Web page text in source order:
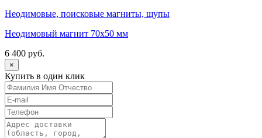
Неодимовые, поисковые магниты, щупы
Неодимовый магнит 70х50 мм
6 400 руб.
×
Купить в один клик